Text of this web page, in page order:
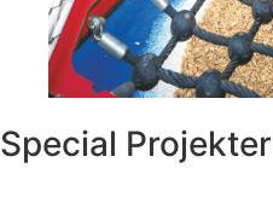
Special Projekter